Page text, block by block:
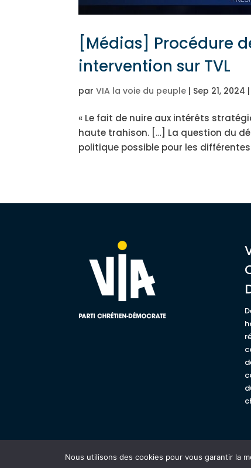
[Médias] Procédure
intervention sur TVL
parVIA la voie du peuple | Sep 21, 2024
« Le fait de nuire aux intérêts
haute trahison. […] La question du
politique possible pour les
© VIA | PARTI CHRÉTIEN-DÉMOCRATE -
Nous utilisons des cookies pour vous garantir la